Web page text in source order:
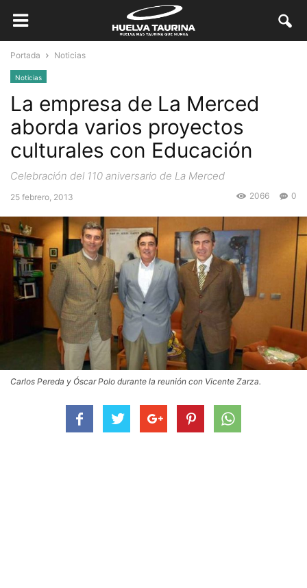
Portada Noticias
Noticias
La empresa de La Merced
aborda varios proyectos
culturales con Educación
Celebración del 110 aniversario de La Merced
25 febrero, 2013 0
2066
Carlos Pereda y Óscar Polo durante la reunión con Vicente Zarza.